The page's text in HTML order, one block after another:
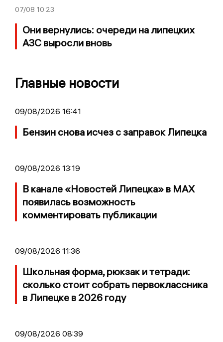
07/08 10:23
Они вернулись: очереди на липецких
АЗС выросли вновь
Главные новости
09/08/2026 16:41
Бензин снова исчез с заправок Липецка
09/08/2026 13:19
В канале «Новостей Липецка» в MAX
появилась возможность
комментировать публикации
09/08/2026 11:36
Школьная форма, рюкзак и тетради:
сколько стоит собрать первоклассника
в Липецке в 2026 году
09/08/2026 08:39